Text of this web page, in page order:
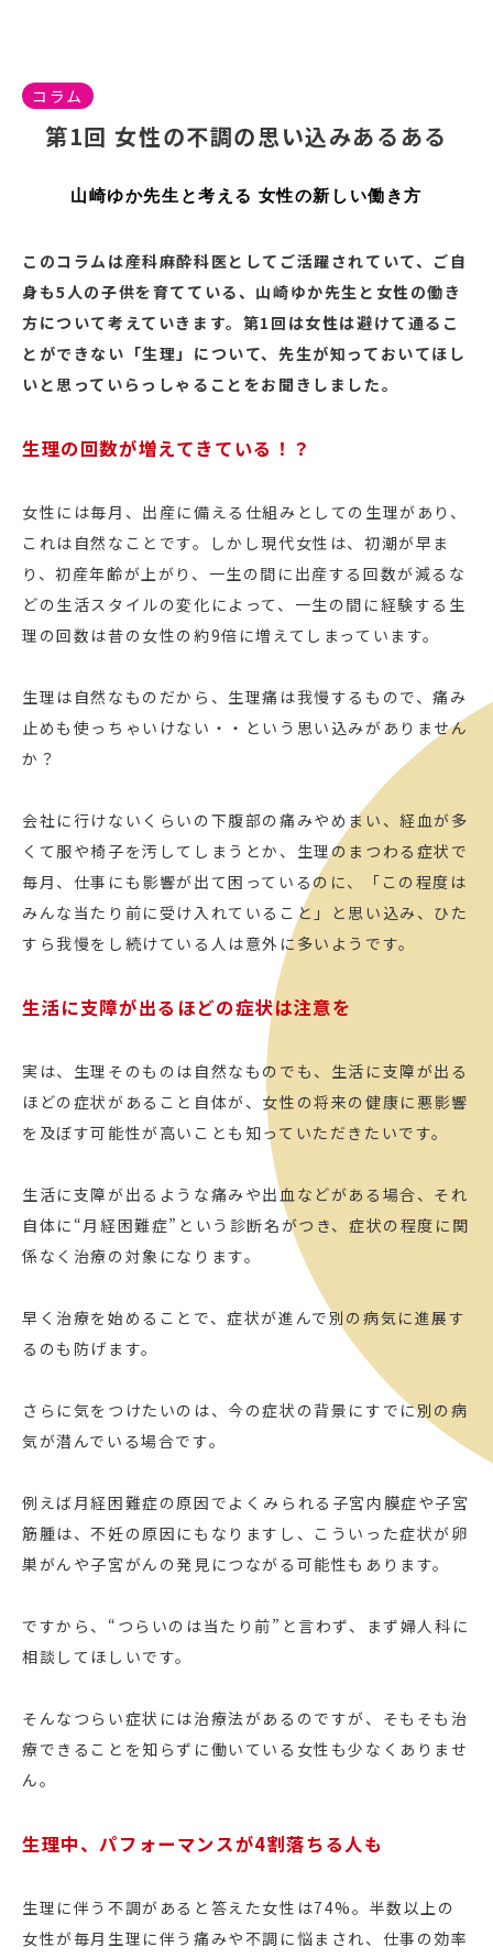
コラム
第1回 女性の不調の思い込みあるある
山崎ゆか先生と考える 女性の新しい働き方
このコラムは産科麻酔科医としてご活躍されていて、ご自
身も5人の子供を育てている、山崎ゆか先生と女性の働き
方について考えていきます。第1回は女性は避けて通るこ
とができない「生理」について、先生が知っておいてほし
いと思っていらっしゃることをお聞きしました。
生理の回数が増えてきている！？
女性には毎月、出産に備える仕組みとしての生理があり、
これは自然なことです。しかし現代女性は、初潮が早ま
り、初産年齢が上がり、一生の間に出産する回数が減るな
どの生活スタイルの変化によって、一生の間に経験する生
理の回数は昔の女性の約9倍に増えてしまっています。
生理は自然なものだから、生理痛は我慢するもので、痛み
止めも使っちゃいけない・・という思い込みがありません
か？
会社に行けないくらいの下腹部の痛みやめまい、経血が多
くて服や椅子を汚してしまうとか、生理のまつわる症状で
毎月、仕事にも影響が出て困っているのに、「この程度は
みんな当たり前に受け入れていること」と思い込み、ひた
すら我慢をし続けている人は意外に多いようです。
生活に支障が出るほどの症状は注意を
実は、生理そのものは自然なものでも、生活に支障が出る
ほどの症状があること自体が、女性の将来の健康に悪影響
を及ぼす可能性が高いことも知っていただきたいです。
生活に支障が出るような痛みや出血などがある場合、それ
自体に“月経困難症”という診断名がつき、症状の程度に関
係なく治療の対象になります。
早く治療を始めることで、症状が進んで別の病気に進展す
るのも防げます。
さらに気をつけたいのは、今の症状の背景にすでに別の病
気が潜んでいる場合です。
例えば月経困難症の原因でよくみられる子宮内膜症や子宮
筋腫は、不妊の原因にもなりますし、こういった症状が卵
巣がんや子宮がんの発見につながる可能性もあります。
ですから、“つらいのは当たり前”と言わず、まず婦人科に
相談してほしいです。
そんなつらい症状には治療法があるのですが、そもそも治
療できることを知らずに働いている女性も少なくありませ
ん。
生理中、パフォーマンスが4割落ちる人も
生理に伴う不調があると答えた女性は74%。半数以上の
女性が毎月生理に伴う痛みや不調に悩まされ、仕事の効率